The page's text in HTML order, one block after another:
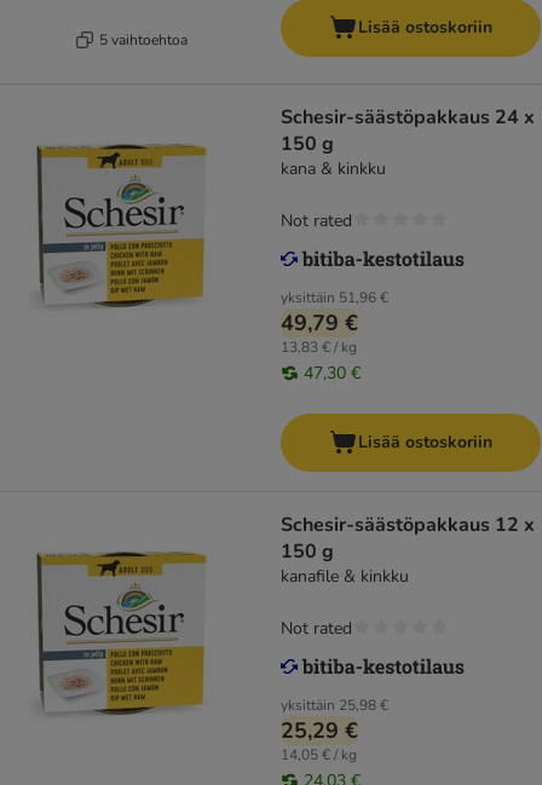
5 vaihtoehtoa
Lisää ostoskoriin
Schesir-säästöpakkaus 24 x
150 g
kana & kinkku
yksittäin 51,96 €
49,79 €
13,83 € / kg
47,30 €
Not rated
Lisää ostoskoriin
Schesir-säästöpakkaus 12 x
150 g
kanafile & kinkku
yksittäin 25,98 €
25,29 €
14,05 € / kg
Not rated